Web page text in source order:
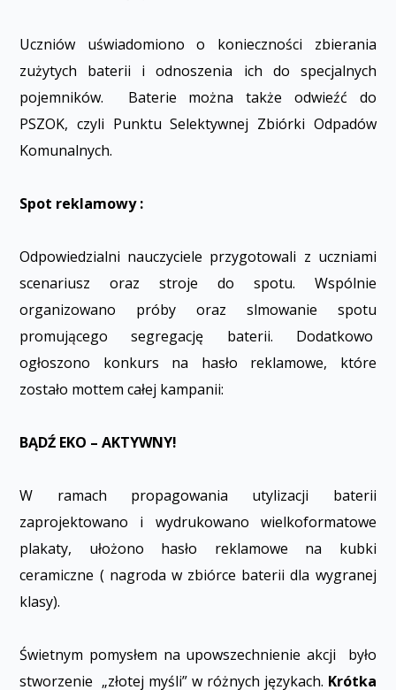
Uczniów uświadomiono o konieczności zbierania
zużytych baterii i odnoszenia ich do specjalnych
pojemników. Baterie można także odwieźć do
PSZOK, czyli Punktu Selektywnej Zbiórki Odpadów
Komunalnych.
Spot reklamowy :
Odpowiedzialni nauczyciele przygotowali z uczniami
scenariusz oraz stroje do spotu. Wspólnie
organizowano próby oraz sfilmowanie spotu
promującego segregację baterii. Dodatkowo
ogłoszono konkurs na hasło reklamowe, które
zostało mottem całej kampanii:
BĄDŹ EKO – AKTYWNY!
W ramach propagowania utylizacji baterii
zaprojektowano i wydrukowano wielkoformatowe
plakaty, ułożono hasło reklamowe na kubki
ceramiczne ( nagroda w zbiórce baterii dla wygranej
klasy).
Świetnym pomysłem na upowszechnienie akcji było
stworzenie „złotej myśli” w różnych językach. Krótka